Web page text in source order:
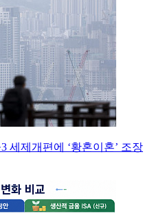
세제개편에 ‘황혼이혼’ 조장